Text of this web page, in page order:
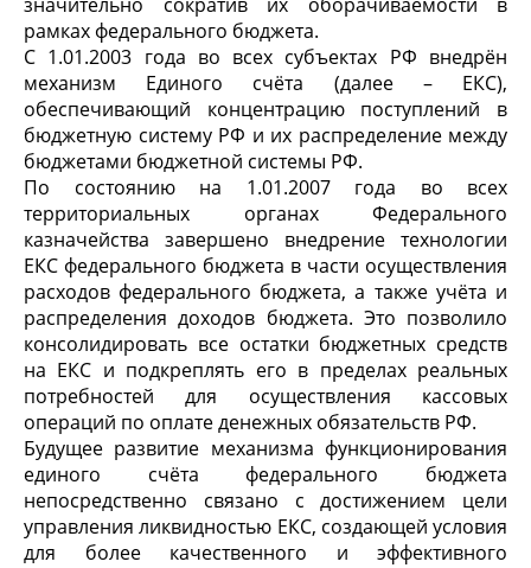
рамках федерального бюджета.
С 1.01.2003 года во всех субъектах РФ внедрён
механизм Единого счёта (далее – ЕКС),
обеспечивающий концентрацию поступлений в
бюджетную систему РФ и их распределение между
бюджетами бюджетной системы РФ.
По состоянию на 1.01.2007 года во всех
территориальных органах Федерального
казначейства завершено внедрение технологии
ЕКС федерального бюджета в части осуществления
расходов федерального бюджета, а также учёта и
распределения доходов бюджета. Это позволило
консолидировать все остатки бюджетных средств
на ЕКС и подкреплять его в пределах реальных
потребностей для осуществления кассовых
операций по оплате денежных обязательств РФ.
Будущее развитие механизма функционирования
единого счёта федерального бюджета
непосредственно связано с достижением цели
управления ликвидностью ЕКС, создающей условия
для более качественного и эффективного